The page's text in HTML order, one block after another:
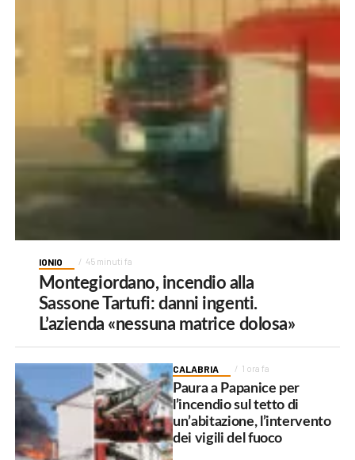
IONIO 45 minuti fa
Montegiordano, incendio alla
Sassone Tartufi: danni ingenti.
L’azienda «nessuna matrice dolosa»
CALABRIA 1 ora fa
Paura a Papanice per
l’incendio sul tetto di
un’abitazione, l’intervento
dei vigili del fuoco